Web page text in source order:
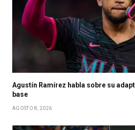
Agustín Ramírez habla sobre su
base
AGOSTO 8, 2026